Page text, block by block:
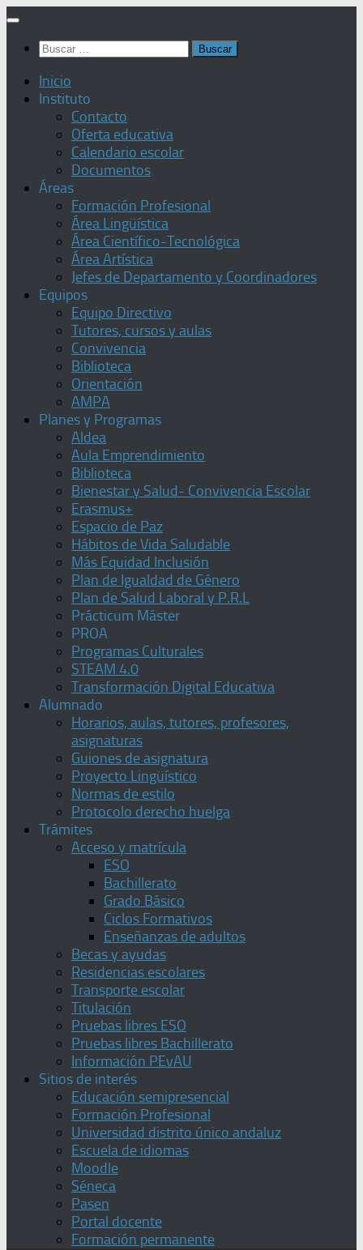
Saltar
contenido
Buscar:
Inicio
Instituto
Contacto
Oferta educativa
Calendario escolar
Documentos
Áreas
Formación Profesional
Área Lingüística
Área Científico-Tecnológica
Área Artística
Jefes de Departamento y Coordinadores
Equipos
Equipo Directivo
Tutores, cursos y aulas
Convivencia
Biblioteca
Orientación
AMPA
Planes y Programas
Aldea
Aula Emprendimiento
Biblioteca
Bienestar y Salud- Convivencia Escolar
Erasmus+
Espacio de Paz
Hábitos de Vida Saludable
Más Equidad Inclusión
Plan de Igualdad de Género
Plan de Salud Laboral y P.R.L
Prácticum Máster
PROA
Programas Culturales
STEAM 4.0
Transformación Digital Educativa
Alumnado
Horarios, aulas, tutores, profesores,
asignaturas
Guiones de asignatura
Proyecto Lingüístico
Normas de estilo
Protocolo derecho huelga
Trámites
Acceso y matrícula
ESO
Bachillerato
Grado Básico
Ciclos Formativos
Enseñanzas de adultos
Becas y ayudas
Residencias escolares
Transporte escolar
Titulación
Pruebas libres ESO
Pruebas libres Bachillerato
Información PEvAU
Sitios de interés
Educación semipresencial
Formación Profesional
Universidad distrito único andaluz
Escuela de idiomas
Moodle
Séneca
Pasen
Portal docente
Formación permanente